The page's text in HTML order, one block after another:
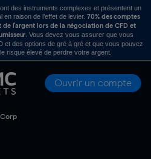
des instruments complexes et présentent un
raison de l’effet de levier. 70% des comptes
de l’argent lors de la négociation de CFD et
. Vous devez vous assurer que vous
et des options de gré à gré et que vous pouvez
risque élevé de perdre votre argent.
Ouvrir un compte
Corp